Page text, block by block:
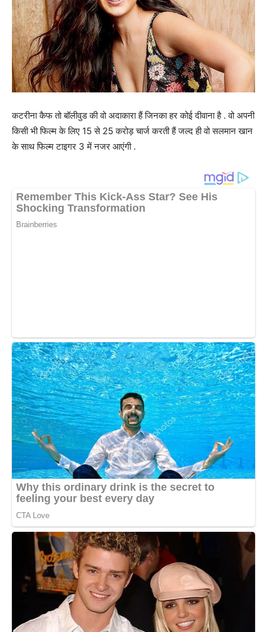
कटरीना कैफ तो बॉलीवुड की वो अदाकारा हैं जिनका हर कोई दीवाना है . वो अपनी
किसी भी फिल्म के लिए 15 से 25 करोड़ चार्ज करती हैं जल्द ही वो सलमान खान
के साथ फिल्म टाइगर 3 में नजर आएंगी .